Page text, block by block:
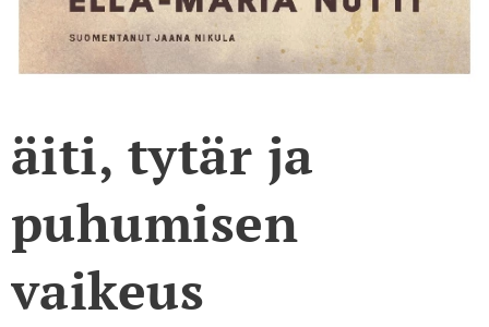
äiti, tytär ja
puhumisen
vaikeus